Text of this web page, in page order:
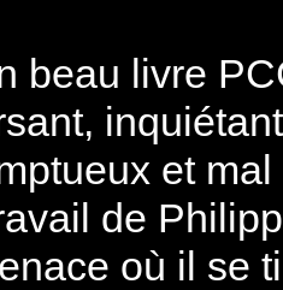
beau livre
et
de
où il se